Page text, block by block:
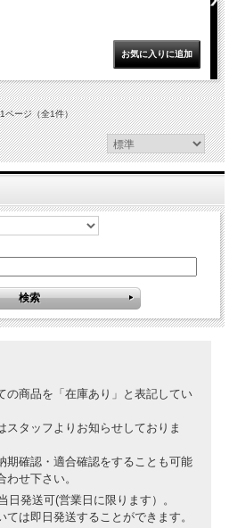
ページ（全1件）
の商品を「在庫あり」と表記してい
スタッフよりお知らせしておりま
期確認・適合確認をすることも可能
せ下さい。
日発送可(営業日に限ります）。
は即日発送することができます。